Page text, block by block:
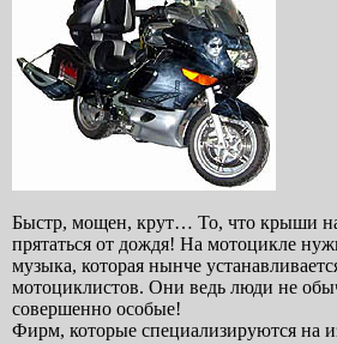
Быстр, мощен, крут… То, что крыши
прятаться от дождя! На мотоцикле
музыка, которая нынче
мотоциклистов. Они ведь люди не
совершенно особые!
Фирм, которые специализируются на